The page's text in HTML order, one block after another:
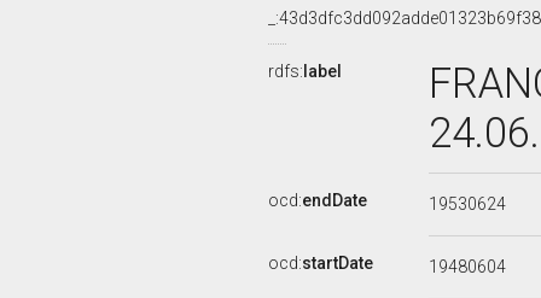
rdfs: label
ocd:endDate 19530624
ocd:startDate 19480604